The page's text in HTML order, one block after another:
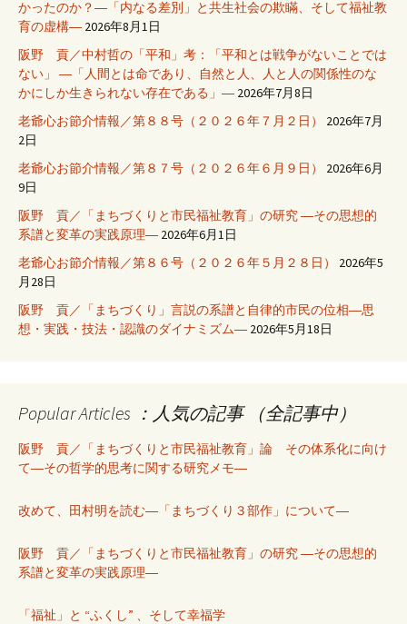
かったのか？―「内なる差別」と共生社会の欺瞞、そして福祉教
育の虚構― 2026年8月1日
阪野 貢／中村哲の「平和」考：「平和とは戦争がないことでは
ない」 ―「人間とは命であり、自然と人、人と人の関係性のな
かにしか生きられない存在である」― 2026年7月8日
老爺心お節介情報／第８８号（２０２６年７月２日）
2026年7月
2日
老爺心お節介情報／第８７号（２０２６年６月９日）
2026年6月
9日
阪野 貢／「まちづくりと市民福祉教育」の研究 ―その思想的
系譜と変革の実践原理― 2026年6月1日
老爺心お節介情報／第８６号（２０２６年５月２８日）
2026年5
月28日
阪野 貢／「まちづくり」言説の系譜と自律的市民の位相―思
想・実践・技法・認識のダイナミズム― 2026年5月18日
Popular Articles ：人気の記事 （全記事中）
阪野 貢／「まちづくりと市民福祉教育」論 その体系化に向け
て―その哲学的思考に関する研究メモ―
改めて、田村明を読む―「まちづくり３部作」について―
阪野 貢／「まちづくりと市民福祉教育」の研究 ―その思想的
系譜と変革の実践原理―
「福祉」と “ふくし” 、そして幸福学